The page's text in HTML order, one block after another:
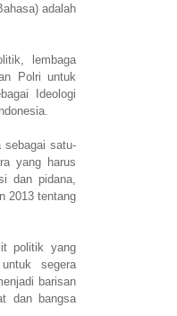
adalah
lembaga
Polri untuk
Ideologi
sebagai satu-
yang harus
dan pidana,
2013 tentang
politik yang
segera
barisan
dan bangsa